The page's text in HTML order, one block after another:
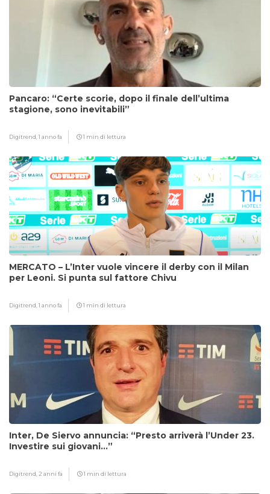
Pancaro: “Certe scorie, dopo il finale dell’ultima
stagione, sono inevitabili”
Digitrend,1 anno fa 1 min di lettura
MERCATO – L’Inter vuole vincere il derby con il Milan
per Leoni. Si punta sul fattore Chivu
Digitrend,1 anno fa 1 min di lettura
Inter, De Siervo annuncia: “Presto arriverà l’Under 23.
Investire sui giovani…”
Digitrend, 2 anni fa 1 min di lettura